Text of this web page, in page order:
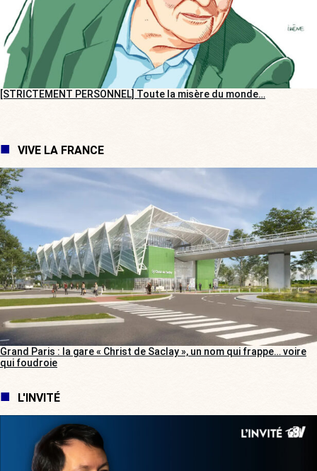
[STRICTEMENT PERSONNEL] Toute la misère du monde…
VIVE LA FRANCE
Grand Paris : la gare « Christ de Saclay », un nom qui frappe… voire
qui foudroie
L'INVITÉ